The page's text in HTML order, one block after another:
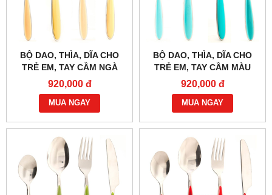
BỘ DAO, THÌA, DĨA CHO
TRẺ EM, TAY CẦM NGÀ
920,000 đ
MUA NGAY
BỘ DAO, THÌA, DĨA CHO
TRẺ EM, TAY CẦM MÀU
XANH DƯƠNG
920,000 đ
MUA NGAY